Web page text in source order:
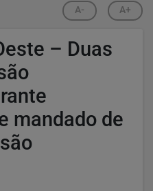
A- A+
– Duas
mandado de